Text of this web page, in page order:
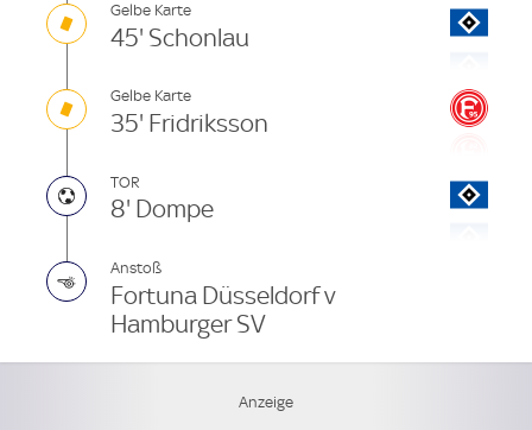
Gelbe Karte
45' Schonlau
Gelbe Karte
35' Fridriksson
TOR
8' Dompe
Anstoß
Fortuna Düsseldorf v
Hamburger SV